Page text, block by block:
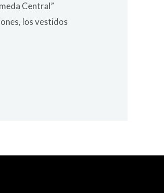
Central”
los vestidos